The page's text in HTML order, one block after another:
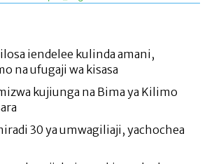
iendelee kulinda amani,
na ufugaji wa kisasa
kujiunga na Bima ya Kilimo
30 ya umwagiliaji, yachochea